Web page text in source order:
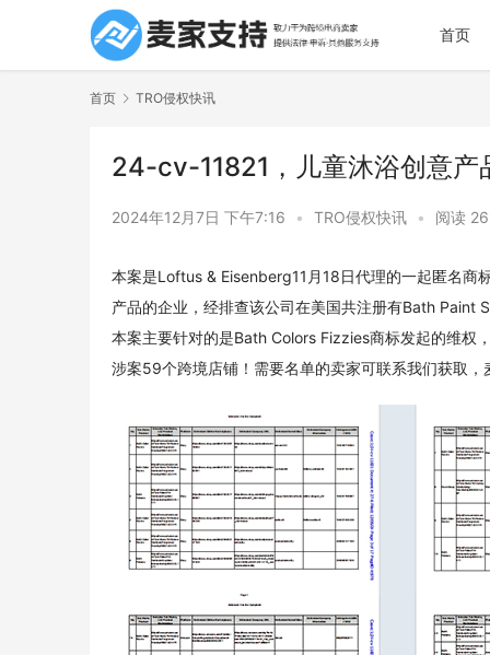
首页
首页 TRO侵权快讯
24-cv-11821，儿童沐浴创意产
2024年12月7日 下午7:16 • TRO侵权快讯 • 阅读
本案是Loftus & Eisenberg11月18日代理的一起匿名商
产品的企业，经排查该公司在美国共注册有Bath Paint
本案主要针对的是Bath Colors Fizzies商标发起的维权
涉案59个跨境店铺！需要名单的卖家可联系我们获取